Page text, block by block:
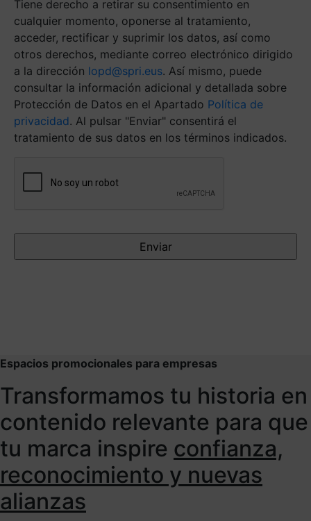
Tiene derecho a retirar su consentimiento en
cualquier momento, oponerse al tratamiento,
acceder, rectificar y suprimir los datos, así como
otros derechos, mediante correo electrónico dirigido
a la dirección lopd@spri.eus. Así mismo, puede
consultar la información adicional y detallada sobre
Protección de Datos en el Apartado Política de
privacidad. Al pulsar "Enviar" consentirá el
tratamiento de sus datos en los términos indicados.
Espacios promocionales para empresas
Transformamos tu historia en
contenido relevante para que
tu marca inspire confianza,
reconocimiento y nuevas
alianzas